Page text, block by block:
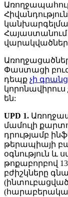
Հայաստանում
Փաստացի
դեպք չի
կորոնավիրուս
են:
UPD 1.
մամուլի
դրությամբ
թերապիայի
օգնություն և
թոքաբորբով
բժիշկները
(հարաբերական